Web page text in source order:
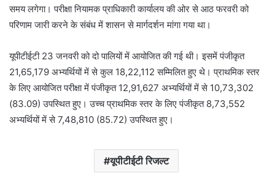
समय लगेगा। परीक्षा नियामक प्राधिकारी कार्यालय की ओर से आठ फरवरी को
परिणाम जारी करने के संबंध में शासन से मार्गदर्शन मांगा गया था।
यूपीटीईटी 23 जनवरी को दो पालियों में आयोजित की गई थी। इसमें पंजीकृत
21,65,179 अभ्यर्थियों में से कुल 18,22,112 सम्मिलित हुए थे। प्राथमिक स्तर
के लिए आयोजित परीक्षा में पंजीकृत 12,91,627 अभ्यर्थियों में से 10,73,302
(83.09) उपस्थित हुए। उच्च प्राथमिक स्तर के लिए पंजीकृत 8,73,552
अभ्यर्थियों में से 7,48,810 (85.72) उपस्थित हुए।
यूपीटीईटी रिजल्ट